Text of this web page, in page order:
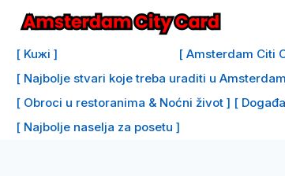
[ Kuжi ] [ Amsterdam Citi
[ Najbolje stvari koje treba uraditi u
[ Obroci u restoranima & Noćni život ] [
[ Najbolje naselja za posetu ]